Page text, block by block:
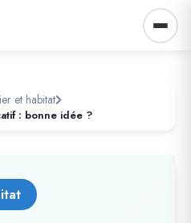
et habitat
: bonne idée ?